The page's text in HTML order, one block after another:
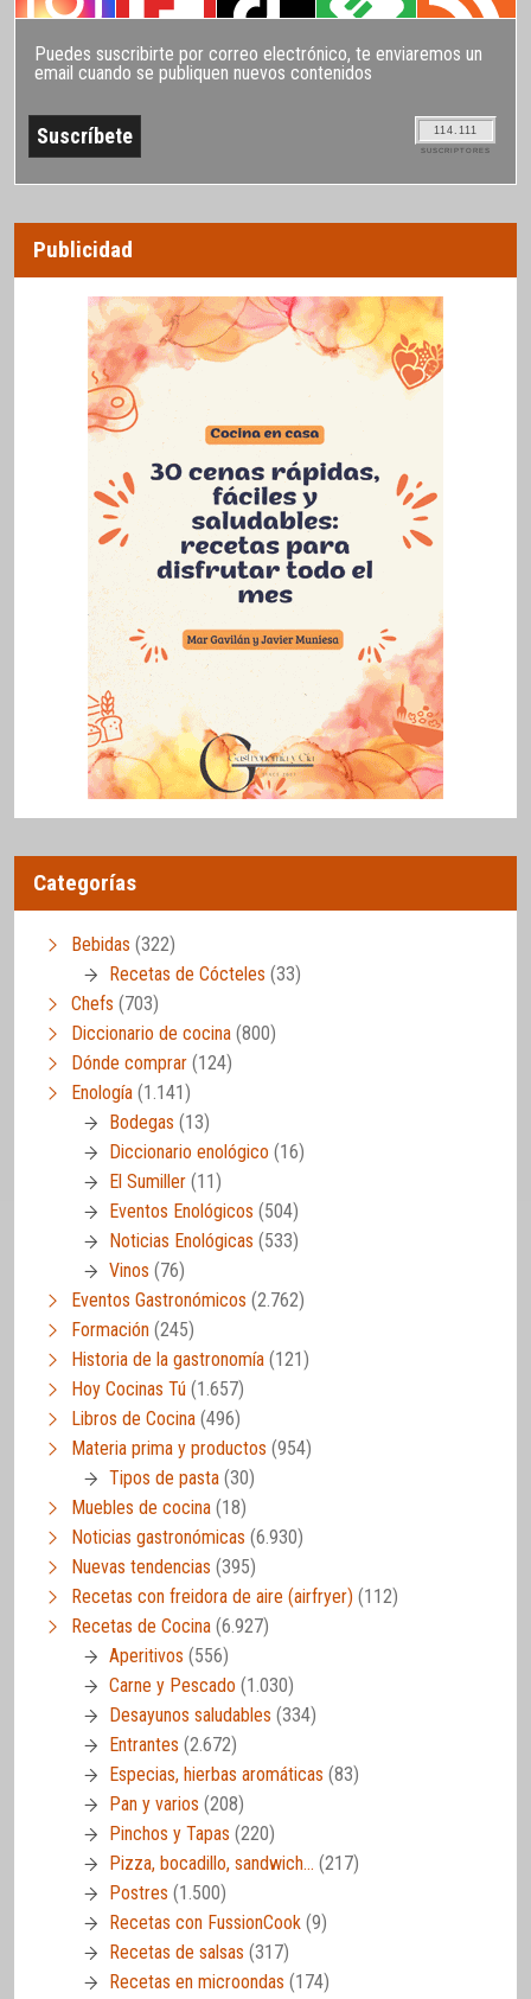
Puedes suscribirte por correo electrónico, te enviaremos un
email cuando se publiquen nuevos contenidos
114.111
SUSCRIPTORES
Publicidad
Categorías
Bebidas (322)
Recetas de Cócteles (33)
Chefs (703)
Diccionario de cocina (800)
Dónde comprar (124)
Enología (1.141)
Bodegas (13)
Diccionario enológico (16)
El Sumiller (11)
Eventos Enológicos (504)
Noticias Enológicas (533)
Vinos (76)
Eventos Gastronómicos (2.762)
Formación (245)
Historia de la gastronomía (121)
Hoy Cocinas Tú (1.657)
Libros de Cocina (496)
Materia prima y productos (954)
Tipos de pasta (30)
Muebles de cocina (18)
Noticias gastronómicas (6.930)
Nuevas tendencias (395)
Recetas con freidora de aire (airfryer) (112)
Recetas de Cocina (6.927)
Aperitivos (556)
Carne y Pescado (1.030)
Desayunos saludables (334)
Entrantes (2.672)
Especias, hierbas aromáticas (83)
Pan y varios (208)
Pinchos y Tapas (220)
Pizza, bocadillo, sandwich… (217)
Postres (1.500)
Recetas con FussionCook (9)
Recetas de salsas (317)
Recetas en microondas (174)